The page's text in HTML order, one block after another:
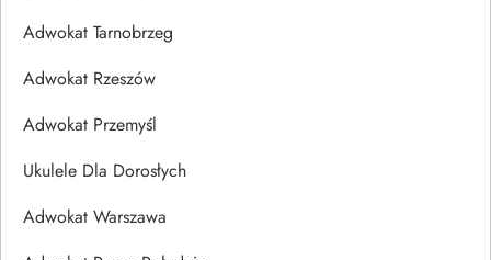
Adwokat Tarnobrzeg
Adwokat Rzeszów
Adwokat Przemyśl
Ukulele Dla Dorosłych
Adwokat Warszawa